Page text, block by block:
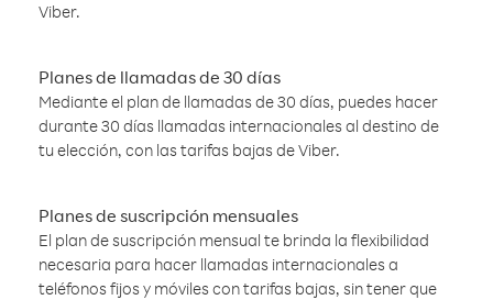
Viber.
Planes de llamadas de 30 días
Mediante el plan de llamadas de 30 días, puedes hacer
durante 30 días llamadas internacionales al destino de
tu elección, con las tarifas bajas de Viber.
Planes de suscripción mensuales
El plan de suscripción mensual te brinda la flexibilidad
necesaria para hacer llamadas internacionales a
teléfonos fijos y móviles con tarifas bajas, sin tener que